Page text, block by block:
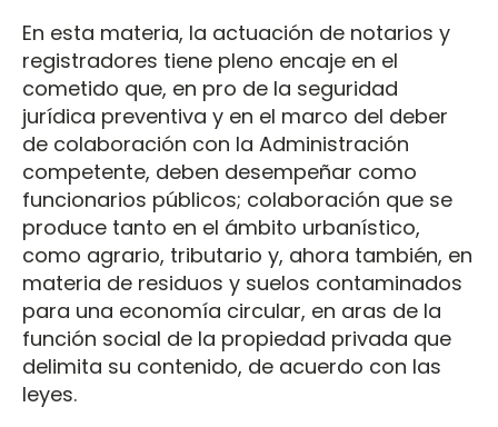
En esta materia, la actuación de notarios y
registradores tiene pleno encaje en el
cometido que, en pro de la seguridad
jurídica preventiva y en el marco del deber
de colaboración con la Administración
competente, deben desempeñar como
funcionarios públicos; colaboración que se
produce tanto en el ámbito urbanístico,
como agrario, tributario y, ahora también, en
materia de residuos y suelos contaminados
para una economía circular, en aras de la
función social de la propiedad privada que
delimita su contenido, de acuerdo con las
leyes.